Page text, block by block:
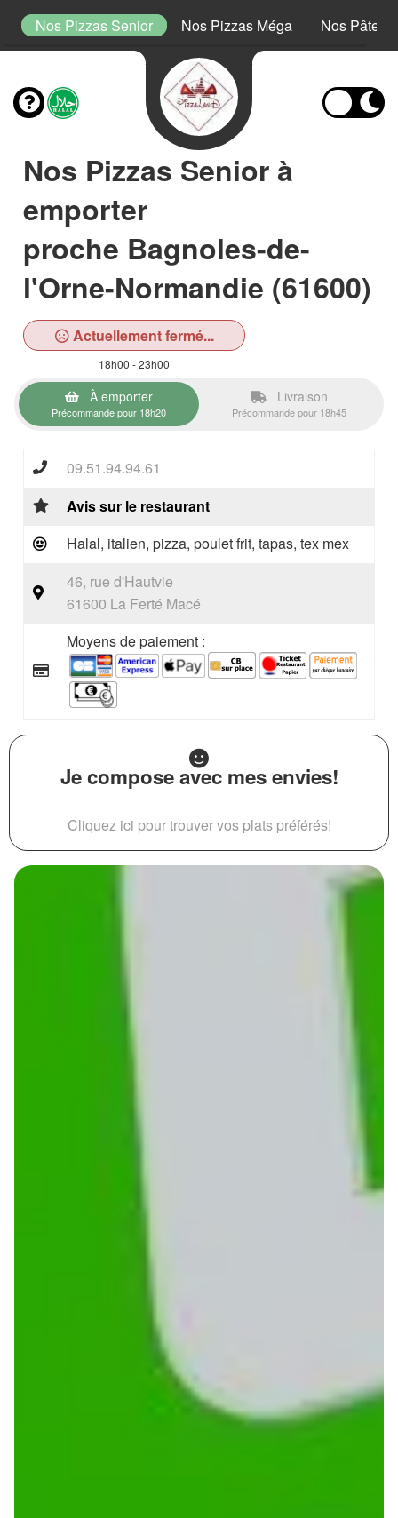
Nos Pizzas Senior Nos Pizzas Méga Nos Pâtes
Nos Pizzas Senior à
emporter
proche Bagnoles-de-
l'Orne-Normandie (61600)
Actuellement fermé...
18h00 - 23h00
À emporter
Précommande pour 18h20
Livraison
Précommande pour 18h45
09.51.94.94.61
Avis sur le restaurant
Halal, italien, pizza, poulet frit, tapas, tex mex
46, rue d'Hautvie
61600 La Ferté Macé
Moyens de paiement :
Je compose avec mes envies!
Cliquez ici pour trouver vos plats préférés!